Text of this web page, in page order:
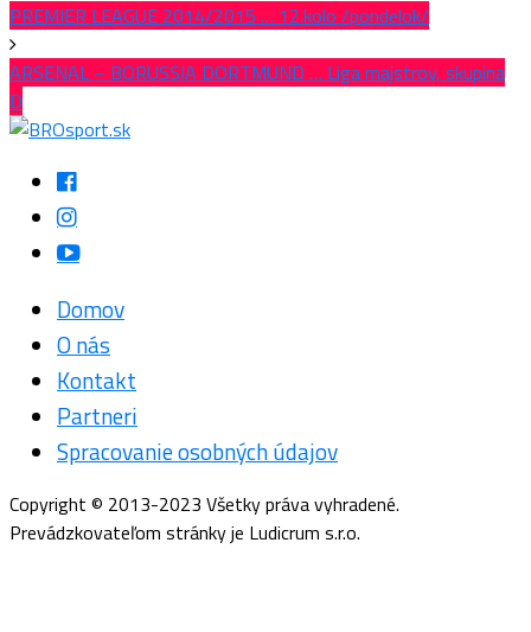
PREMIER LEAGUE 2014/2015 … 12.kolo /pondelok/
ARSENAL – BORUSSIA DORTMUND … Liga majstrov, skupina
D
Domov
O nás
Kontakt
Partneri
Spracovanie osobných údajov
Copyright © 2013-2023 Všetky práva vyhradené.
Prevádzkovateľom stránky je Ludicrum s.r.o.